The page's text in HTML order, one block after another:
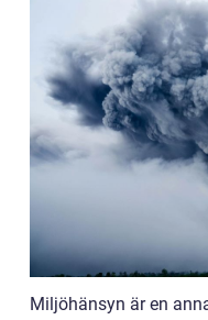
Miljöhänsyn är en